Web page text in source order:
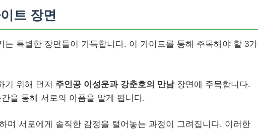
트 장면
는 특별한 장면들이 가득합니다. 이 가이드를 통해 주목해야 할 3가
기 위해 먼저 주인공 이성운과 강춘호의 만남장면에 주목합니다.
을 통해 서로의 아픔을 알게 됩니다.
며 서로에게 솔직한 감정을 털어놓는 과정이 그려집니다. 이러한